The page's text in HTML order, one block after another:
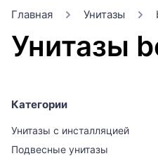
Главная Унитазы
Унитазы
Категории
Унитазы с инсталляцией
Подвесные унитазы